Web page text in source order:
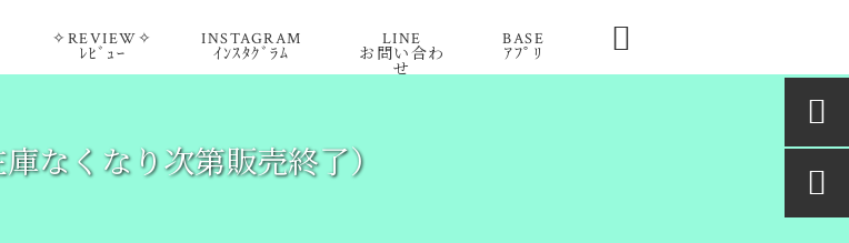
✧REVIEW✧
ﾚﾋﾞｭｰ
INSTAGRAM
ｲﾝｽﾀｸﾞﾗﾑ
LINE
お問い合わ
せ
BASE
ｱﾌﾟﾘ 
なくなり次第販売終了）

